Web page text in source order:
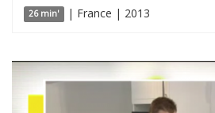
26 min' | France | 2013